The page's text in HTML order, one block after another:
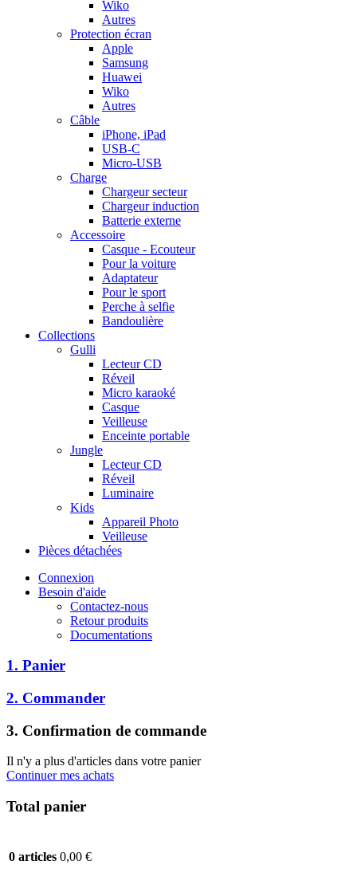
Wiko
Autres
Protection écran
Apple
Samsung
Huawei
Wiko
Autres
Câble
iPhone, iPad
USB-C
Micro-USB
Charge
Chargeur secteur
Chargeur induction
Batterie externe
Accessoire
Casque - Ecouteur
Pour la voiture
Adaptateur
Pour le sport
Perche à selfie
Bandoulière
Collections
Gulli
Lecteur CD
Réveil
Micro karaoké
Casque
Veilleuse
Enceinte portable
Jungle
Lecteur CD
Réveil
Luminaire
Kids
Appareil Photo
Veilleuse
Pièces détachées
Connexion
Besoin d'aide
Contactez-nous
Retour produits
Documentations
1. Panier
2. Commander
3. Confirmation de commande
Il n'y a plus d'articles dans votre panier
Continuer mes achats
Total panier
0 articles 0,00 €